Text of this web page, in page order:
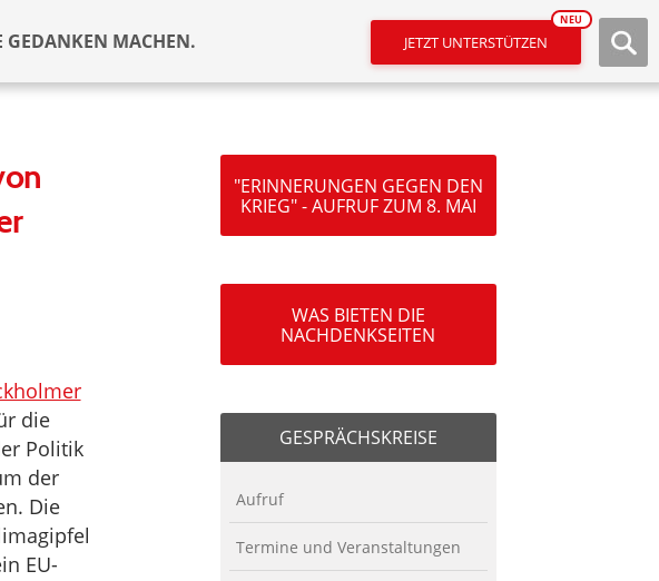
GEDANKEN MACHEN. JETZT UNTERSTÜTZEN
NEU
die
Politik
der
Die
EU-
"ERINNERUNGEN GEGEN DEN
KRIEG" - AUFRUF ZUM 8. MAI
WAS BIETEN DIE
NACHDENKSEITEN
GESPRÄCHSKREISE
Aufruf
Termine und Veranstaltungen